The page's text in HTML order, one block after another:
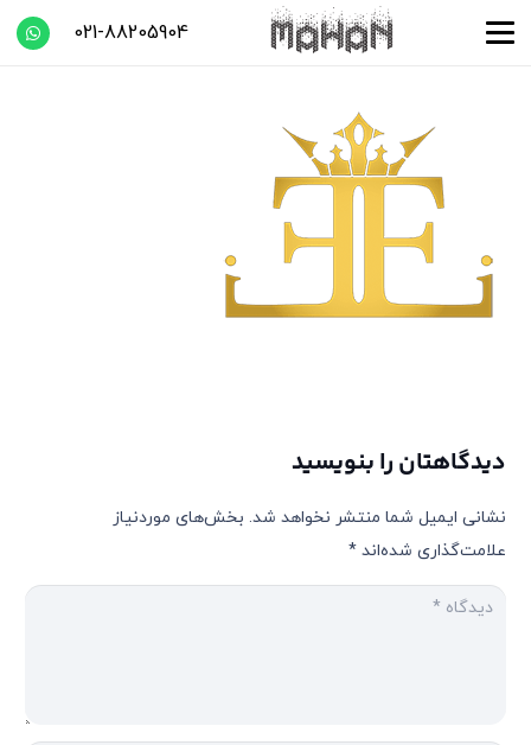
021-88205904
دیدگاهتان را بنویسید
نشانی ایمیل شما منتشر نخواهد شد. بخش‌های موردنیاز
علامت‌گذاری شده‌اند *